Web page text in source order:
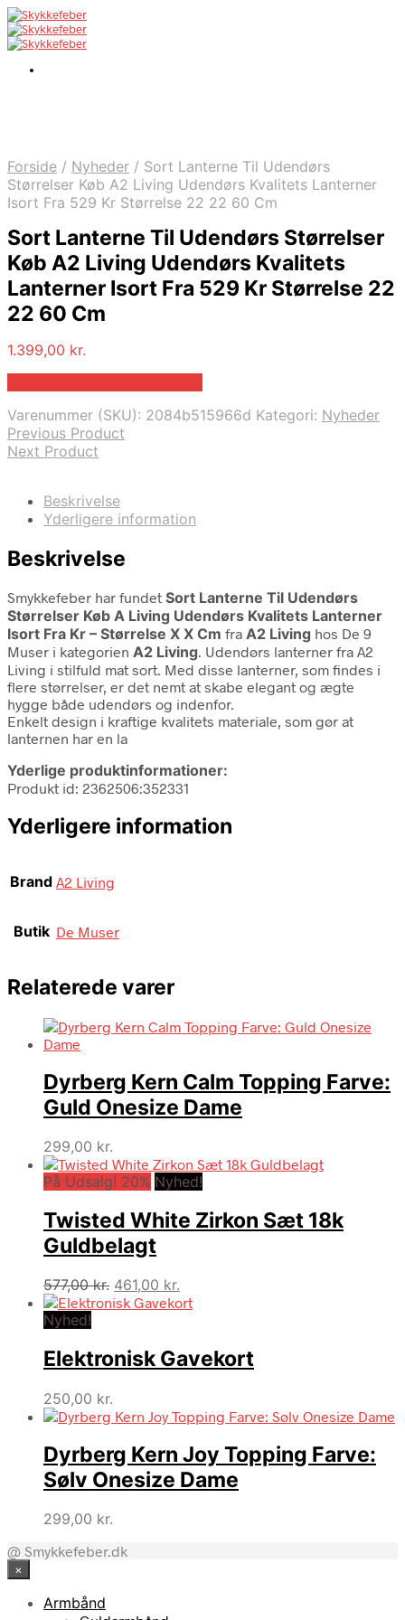
Forside / Nyheder / Sort Lanterne Til Udendørs
Størrelser Køb A2 Living Udendørs Kvalitets Lanterner
Isort Fra 529 Kr Størrelse 22 22 60 Cm
Sort Lanterne Til Udendørs Størrelser
Køb A2 Living Udendørs Kvalitets
Lanterner Isort Fra 529 Kr Størrelse 22
22 60 Cm
1.399,00 kr.
Varenummer (SKU): 2084b515966d Kategori: Nyheder
Previous Product
Next Product
Beskrivelse
Yderligere information
Beskrivelse
Smykkefeber har fundet Sort Lanterne Til Udendørs
Størrelser Køb A Living Udendørs Kvalitets Lanterner
Isort Fra Kr – Størrelse X X Cm fra A2 Living hos De 9
Muser i kategorien A2 Living. Udendørs lanterner fra A2
Living i stilfuld mat sort. Med disse lanterner, som findes i
flere størrelser, er det nemt at skabe elegant og ægte
hygge både udendørs og indenfor.
Enkelt design i kraftige kvalitets materiale, som gør at
lanternen har en la
Yderlige produktinformationer:
Produkt id: 2362506:352331
Yderligere information
Brand A2 Living
Butik De Muser
Relaterede varer
Dyrberg Kern Calm Topping Farve:
Guld Onesize Dame
299,00 kr.
På Udsalg! 20% Nyhed!
Twisted White Zirkon Sæt 18k
Guldbelagt
577,00kr. Den
oprindelige
577,00 kr..
461,00 kr.
aktuelle
461,00 kr..
Nyhed!
Elektronisk Gavekort
250,00 kr.
Dyrberg Kern Joy Topping Farve:
Sølv Onesize Dame
299,00 kr.
@ Smykkefeber.dk
×
Armbånd